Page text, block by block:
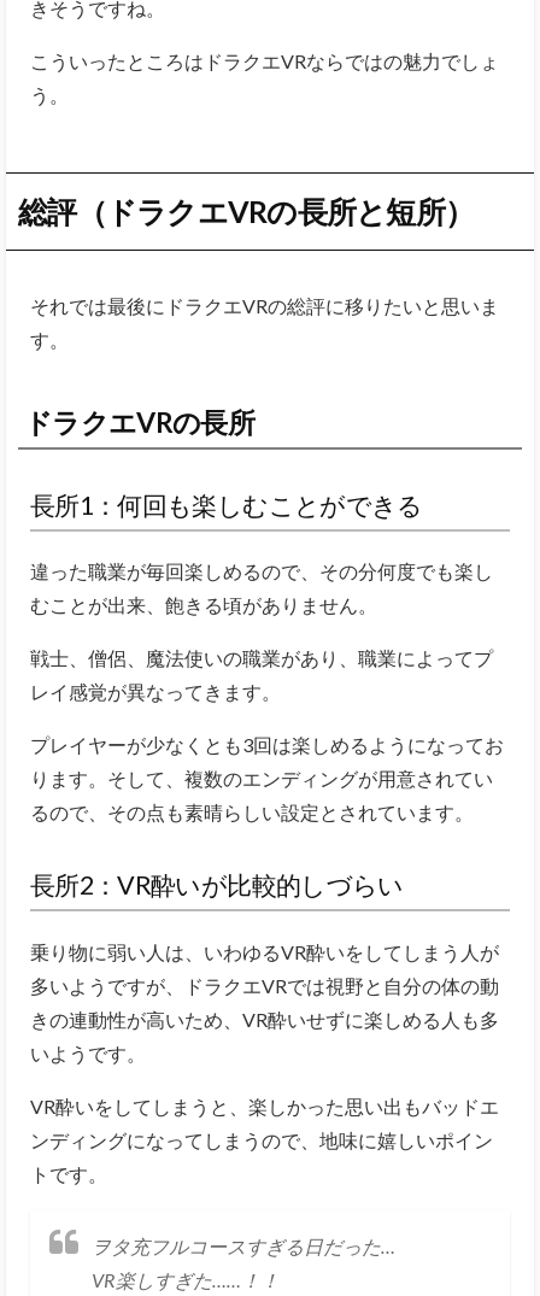
きそうですね。
こういったところはドラクエVRならではの魅力でしょ
う。
総評（ドラクエVRの長所と短所）
それでは最後にドラクエVRの総評に移りたいと思いま
す。
ドラクエVRの長所
長所1：何回も楽しむことができる
違った職業が毎回楽しめるので、その分何度でも楽し
むことが出来、飽きる頃がありません。
戦士、僧侶、魔法使いの職業があり、職業によってプ
レイ感覚が異なってきます。
プレイヤーが少なくとも3回は楽しめるようになってお
ります。そして、複数のエンディングが用意されてい
るので、その点も素晴らしい設定とされています。
長所2：VR酔いが比較的しづらい
乗り物に弱い人は、いわゆるVR酔いをしてしまう人が
多いようですが、ドラクエVRでは視野と自分の体の動
きの連動性が高いため、VR酔いせずに楽しめる人も多
いようです。
VR酔いをしてしまうと、楽しかった思い出もバッドエ
ンディングになってしまうので、地味に嬉しいポイン
トです。
ヲタ充フルコースすぎる日だった…
VR楽しすぎた……！！